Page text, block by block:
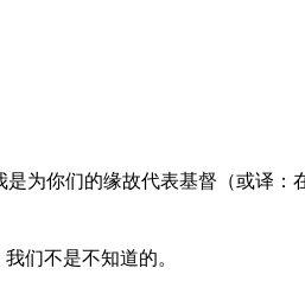
为你们的缘故代表基督（或译：
们不是不知道的。